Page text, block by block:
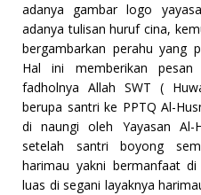
adanya gambar logo
adanya tulisan huruf cina,
bergambarkan perahu yang
Hal ini memberikan
fadholnya Allah SWT (
berupa santri ke PPTQ Al-
di naungi oleh Yayasan Al-
setelah santri boyong
harimau yakni bermanfaat
luas di segani layaknya